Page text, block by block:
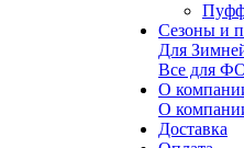
Сезоны и
Для
Все для
О
О
Доставка